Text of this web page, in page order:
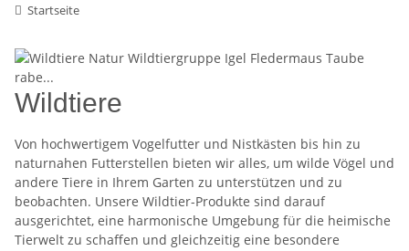
Startseite
Wildtiere
Von hochwertigem Vogelfutter und Nistkästen bis hin zu
naturnahen Futterstellen bieten wir alles, um wilde Vögel und
andere Tiere in Ihrem Garten zu unterstützen und zu
beobachten. Unsere Wildtier-Produkte sind darauf
ausgerichtet, eine harmonische Umgebung für die heimische
Tierwelt zu schaffen und gleichzeitig eine besondere